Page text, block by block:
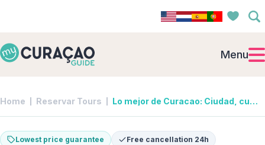
Menu
Home Reservar Tours Lo mejor de Curacao: Ciudad, cuevas y costa | Curacao Tours - FBTT
Lowest price guarantee Free cancellation 24h